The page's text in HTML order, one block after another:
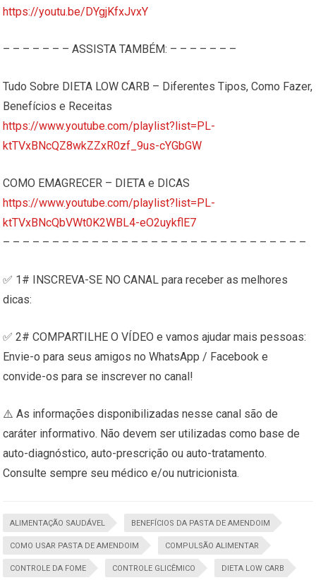
https://youtu.be/DYgjKfxJvxY
– – – – – – – ASSISTA TAMBÉM: – – – – – – –
Tudo Sobre DIETA LOW CARB – Diferentes Tipos, Como Fazer,
Benefícios e Receitas
https://www.youtube.com/playlist?list=PL-
ktTVxBNcQZ8wkZZxR0zf_9us-cYGbGW
COMO EMAGRECER – DIETA e DICAS
https://www.youtube.com/playlist?list=PL-
ktTVxBNcQbVWt0K2WBL4-eO2uykflE7
– – – – – – – – – – – – – – – – – – – – – – – – – – – – – – –
✅ 1# INSCREVA-SE NO CANAL para receber as melhores
dicas:
✅ 2# COMPARTILHE O VÍDEO e vamos ajudar mais pessoas:
Envie-o para seus amigos no WhatsApp / Facebook e
convide-os para se inscrever no canal!
⚠️ As informações disponibilizadas nesse canal são de
caráter informativo. Não devem ser utilizadas como base de
auto-diagnóstico, auto-prescrição ou auto-tratamento.
Consulte sempre seu médico e/ou nutricionista.
ALIMENTAÇÃO SAUDÁVEL BENEFÍCIOS DA PASTA DE AMENDOIM
COMO USAR PASTA DE AMENDOIM COMPULSÃO ALIMENTAR
CONTROLE DA FOME CONTROLE GLICÊMICO DIETA LOW CARB